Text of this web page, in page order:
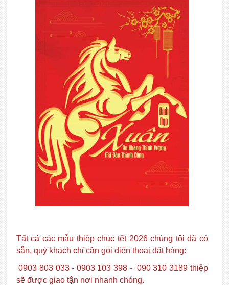
Tất cả các mẫu thiệp chúc tết 2026 chúng tôi đã có
sẵn, quý khách chỉ cần gọi điện thoại đặt hàng:
0903 803 033 - 0903 103 398 - 090 310 3189 thiệp
sẽ được giao tận nơi nhanh chóng.